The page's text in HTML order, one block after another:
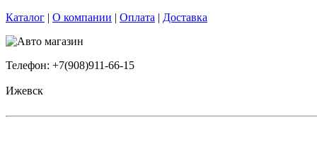
Каталог | О компании | Оплата | Доставка
Телефон: +7(908)911-66-15
Ижевск